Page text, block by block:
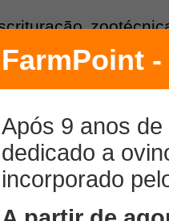
que comprovam o
portanto, na
A escolha de
caracteres
incorrer em
por fora não é
ilustrar essa
de um animal